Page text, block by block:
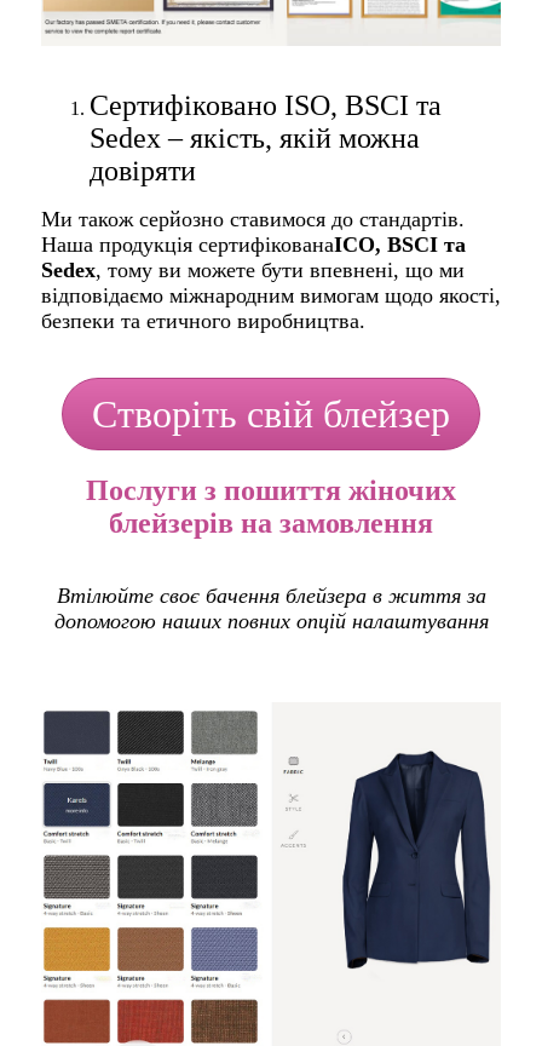
Сертифіковано ISO, BSCI та
Sedex – якість, якій можна
довіряти
Ми також серйозно ставимося до стандартів.
Наша продукція сертифікованаІСО, BSCI та
Sedex, тому ви можете бути впевнені, що ми
відповідаємо міжнародним вимогам щодо якості,
безпеки та етичного виробництва.
Створіть свій блейзер
Послуги з пошиття жіночих
блейзерів на замовлення
Втілюйте своє бачення блейзера в життя за
допомогою наших повних опцій налаштування